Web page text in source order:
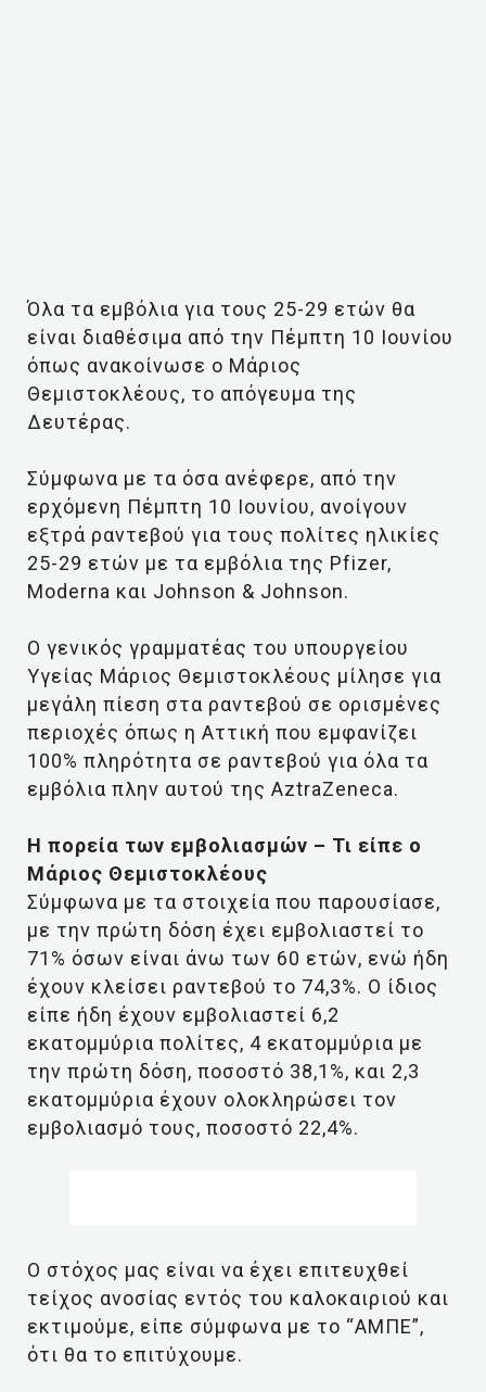
Όλα τα εμβόλια για τους 25-29 ετών θα
είναι διαθέσιμα από την Πέμπτη 10 Ιουνίου
όπως ανακοίνωσε ο Μάριος
Θεμιστοκλέους, το απόγευμα της
Δευτέρας.
Σύμφωνα με τα όσα ανέφερε, από την
ερχόμενη Πέμπτη 10 Ιουνίου, ανοίγουν
εξτρά ραντεβού για τους πολίτες ηλικίες
25-29 ετών με τα εμβόλια της Pfizer,
Moderna και Johnson & Johnson.
Ο γενικός γραμματέας του υπουργείου
Υγείας Μάριος Θεμιστοκλέους μίλησε για
μεγάλη πίεση στα ραντεβού σε ορισμένες
περιοχές όπως η Αττική που εμφανίζει
100% πληρότητα σε ραντεβού για όλα τα
εμβόλια πλην αυτού της AztraZeneca.
Η πορεία των εμβολιασμών – Τι είπε ο
Μάριος Θεμιστοκλέους
Σύμφωνα με τα στοιχεία που παρουσίασε,
με την πρώτη δόση έχει εμβολιαστεί το
71% όσων είναι άνω των 60 ετών, ενώ ήδη
έχουν κλείσει ραντεβού το 74,3%. Ο ίδιος
είπε ήδη έχουν εμβολιαστεί 6,2
εκατομμύρια πολίτες, 4 εκατομμύρια με
την πρώτη δόση, ποσοστό 38,1%, και 2,3
εκατομμύρια έχουν ολοκληρώσει τον
εμβολιασμό τους, ποσοστό 22,4%.
Ο στόχος μας είναι να έχει επιτευχθεί
τείχος ανοσίας εντός του καλοκαιριού και
εκτιμούμε, είπε σύμφωνα με το “ΑΜΠΕ”,
ότι θα το επιτύχουμε.